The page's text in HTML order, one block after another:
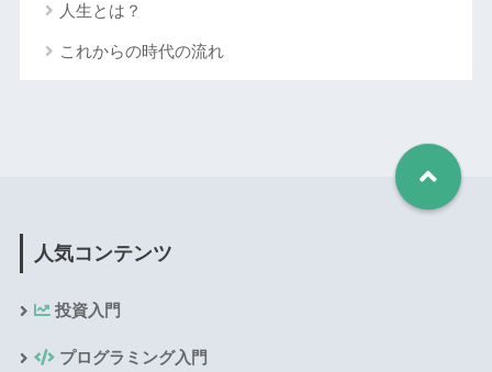
人生とは？
これからの時代の流れ
人気コンテンツ
投資入門
プログラミング入門